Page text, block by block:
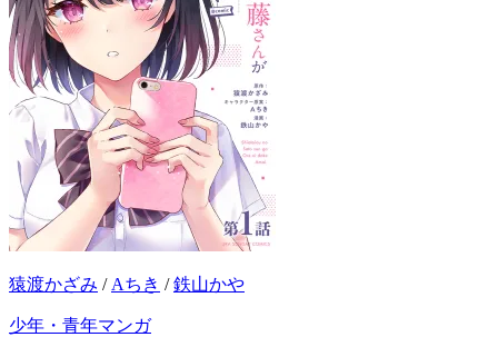
猿渡かざみ / Aちき /鉄山かや
少年・青年マンガ